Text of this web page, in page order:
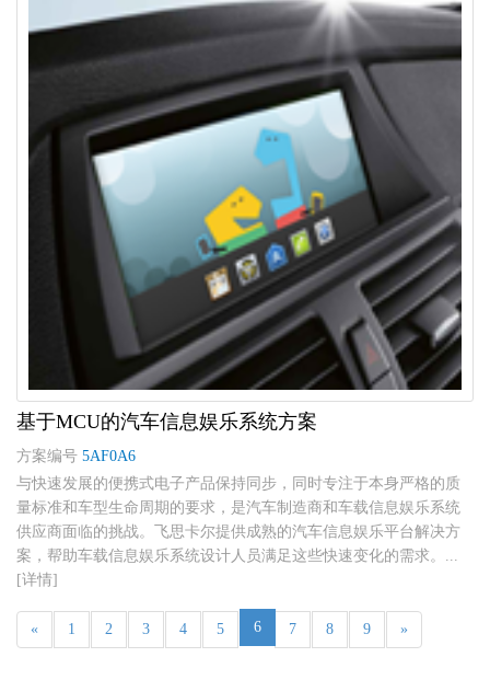
基于MCU的汽车信息娱乐系统方案
方案编号 5AF0A6
与快速发展的便携式电子产品保持同步，同时专注于本身严格的质
量标准和车型生命周期的要求，是汽车制造商和车载信息娱乐系统
供应商面临的挑战。飞思卡尔提供成熟的汽车信息娱乐平台解决方
案，帮助车载信息娱乐系统设计人员满足这些快速变化的需求。...
[详情]
« 1 2 3 4 5 6 7 8 9 »